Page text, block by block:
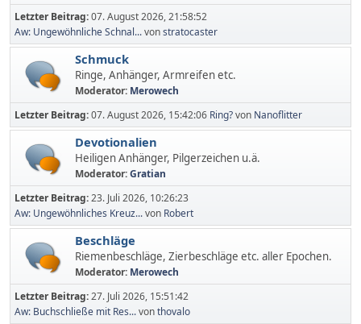
Letzter Beitrag:07. August 2026, 21:58:52
Aw: Ungewöhnliche Schnal...vonstratocaster
Schmuck
Ringe, Anhänger, Armreifen etc.
Moderator: Merowech
Letzter Beitrag:07. August 2026, 15:42:06 Ring?von Nanoflitter
Devotionalien
Heiligen Anhänger, Pilgerzeichen u.ä.
Moderator:Gratian
Letzter Beitrag:23. Juli 2026, 10:26:23
Aw: Ungewöhnliches Kreuz...von Robert
Beschläge
Riemenbeschläge, Zierbeschläge etc. aller Epochen.
Moderator: Merowech
Letzter Beitrag:27. Juli 2026, 15:51:42
Aw: Buchschließe mit Res...vonthovalo